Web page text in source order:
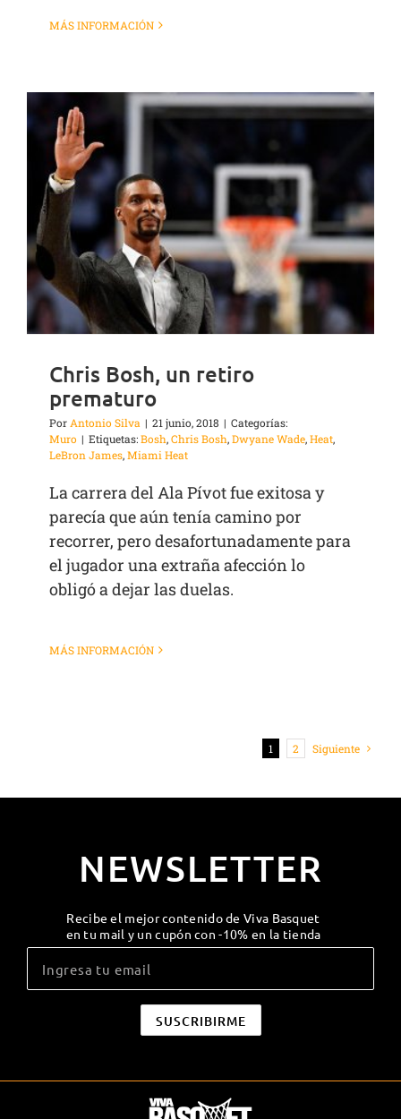
MÁS INFORMACIÓN
Chris Bosh, un retiro
prematuro
PorAntonio Silva | 21 junio, 2018 | Categorías:
Muro | Etiquetas:Bosh,Chris Bosh,Dwyane Wade,Heat,
LeBron James,Miami Heat
La carrera del Ala Pívot fue exitosa y
parecía que aún tenía camino por
recorrer, pero desafortunadamente para
el jugador una extraña afección lo
obligó a dejar las duelas.
MÁS INFORMACIÓN
1 2 Siguiente
NEWSLETTER
Recibe el mejor contenido de Viva Basquet
en tu mail y un cupón con -10% en la tienda